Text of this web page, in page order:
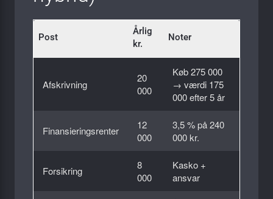
Post
Årlig
kr.
Noter
Afskrivning
20
000
Køb 275 000
→ værdi 175
000 efter 5 år
Finansieringsrenter
12
000
3,5 % på 240
000 kr.
Forsikring
8
000
Kasko +
ansvar